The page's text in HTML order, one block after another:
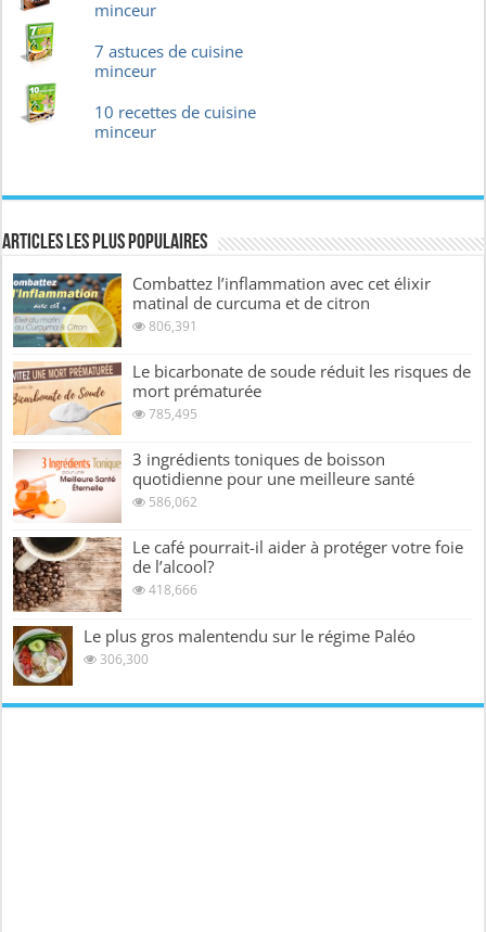
minceur
7 astuces de cuisine
minceur
10 recettes de cuisine
minceur
Articles les plus Populaires
Combattez l’inflammation avec cet élixir
matinal de curcuma et de citron
806,391
Le bicarbonate de soude réduit les risques de
mort prématurée
785,495
3 ingrédients toniques de boisson
quotidienne pour une meilleure santé
586,062
Le café pourrait-il aider à protéger votre foie
de l’alcool?
418,666
Le plus gros malentendu sur le régime Paléo
306,300